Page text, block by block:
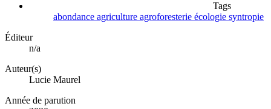
Tags
abondance agriculture agroforesterie écologie syntropie
Éditeur
n/a
Auteur(s)
Lucie Maurel
Année de parution